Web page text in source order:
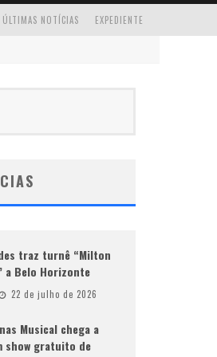
EXPEDIENTE
ÚLTIMAS NOTÍCIAS
traz turnê “Milton
a Belo Horizonte
22 de julho de 2026
Musical chega a
show gratuito de